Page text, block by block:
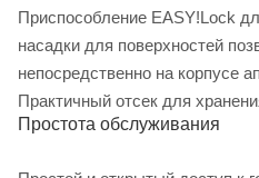
Приспособление EASY!Lock
насадки для поверхностей
непосредственно на корпусе
Практичный отсек для
Простота обслуживания